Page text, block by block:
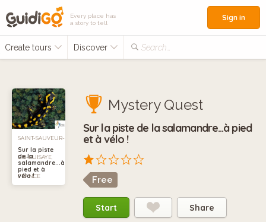
Every place has
a story to tell
Create tours Discover Search...
Sign in
SAINT-SAUVEUR-
EN-PUISAYE,
FRANCE
Sur la piste
de la
salamandre...à
pied et à
vélo !
Mystery Quest
Sur la piste de la salamandre...à pied
et à vélo !
Free
Start Share